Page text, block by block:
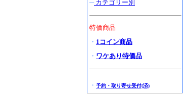
─カテゴリー別
特価商品
・ 1コイン商品
・ ワケあり特価品
・ 予約・取り寄せ受付(済)